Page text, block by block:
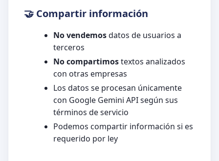
🤝 Compartir información
No vendemosdatos de usuarios a
terceros
No compartimostextos analizados
con otras empresas
Los datos se procesan únicamente
con Google Gemini API según sus
términos de servicio
Podemos compartir información si es
requerido por ley